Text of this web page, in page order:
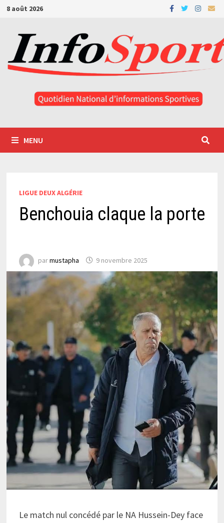
Passer
contenu
8 août 2026
MENU
LIGUE DEUX ALGÉRIE
Benchouia claque la porte
parmustapha 9 novembre 2025
Le match nul concédé par le NA Hussein-Dey face